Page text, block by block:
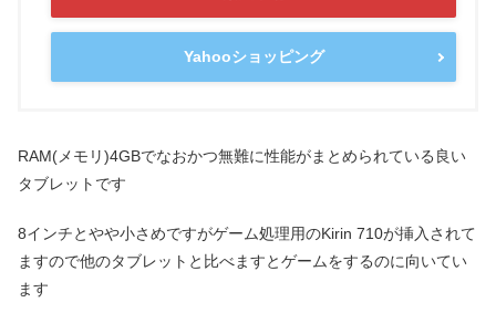
Yahooショッピング
RAM(メモリ)4GBでなおかつ無難に性能がまとめられている良い
タブレットです
8インチとやや小さめですがゲーム処理用のKirin 710が挿入されて
ますので他のタブレットと比べますとゲームをするのに向いてい
ます